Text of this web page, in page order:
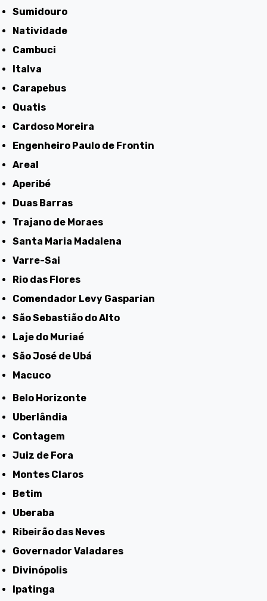
Sumidouro
Natividade
Cambuci
Italva
Carapebus
Quatis
Cardoso Moreira
Engenheiro Paulo de Frontin
Areal
Aperibé
Duas Barras
Trajano de Moraes
Santa Maria Madalena
Varre-Sai
Rio das Flores
Comendador Levy Gasparian
São Sebastião do Alto
Laje do Muriaé
São José de Ubá
Macuco
Belo Horizonte
Uberlândia
Contagem
Juiz de Fora
Montes Claros
Betim
Uberaba
Ribeirão das Neves
Governador Valadares
Divinópolis
Ipatinga